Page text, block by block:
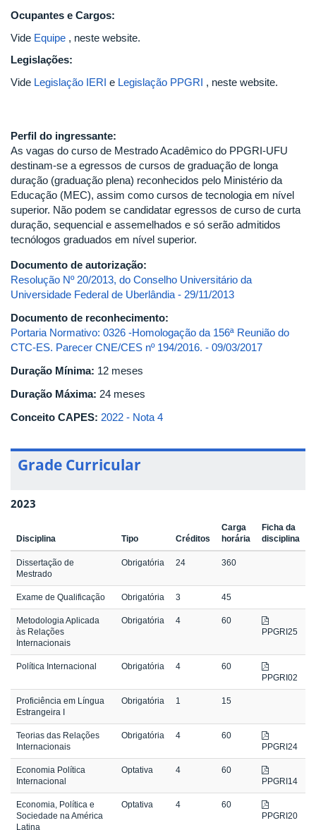
Ocupantes e Cargos:
Vide Equipe , neste website.
Legislações:
Vide Legislação IERI e Legislação PPGRI , neste website.
Perfil do ingressante:
As vagas do curso de Mestrado Acadêmico do PPGRI-UFU
destinam-se a egressos de cursos de graduação de longa
duração (graduação plena) reconhecidos pelo Ministério da
Educação (MEC), assim como cursos de tecnologia em nível
superior. Não podem se candidatar egressos de curso de curta
duração, sequencial e assemelhados e só serão admitidos
tecnólogos graduados em nível superior.
Documento de autorização:
Resolução Nº 20/2013, do Conselho Universitário da
Universidade Federal de Uberlândia - 29/11/2013
Documento de reconhecimento:
Portaria Normativo: 0326 -Homologação da 156ª Reunião do
CTC-ES. Parecer CNE/CES nº 194/2016. - 09/03/2017
Duração Mínima: 12 meses
Duração Máxima: 24 meses
Conceito CAPES: 2022 - Nota 4
Grade Curricular
2023
Disciplina Tipo Créditos
Carga
horária
Ficha da
disciplina
Dissertação de
Mestrado
Obrigatória 24 360
Exame de Qualificação Obrigatória 3 45
Metodologia Aplicada
às Relações
Internacionais
Obrigatória 4
60
PPGRI25
Política Internacional Obrigatória 4
60
PPGRI02
Proficiência em Língua
Estrangeira I
Obrigatória 1 15
Teorias das Relações
Internacionais
Obrigatória 4
60
PPGRI24
Economia Política
Internacional
Optativa 4
60
PPGRI14
Economia, Política e
Sociedade na América
Latina
Optativa 4
60
PPGRI20